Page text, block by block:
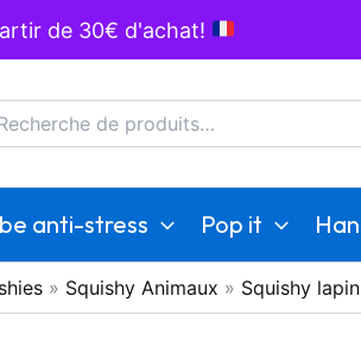
de 30€ d'achat!
anti-stress Pop it
» Squishy Animaux » Squishy